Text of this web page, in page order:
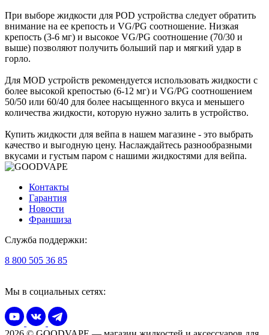
При выборе жидкости для POD устройства следует обратить
внимание на ее крепость и VG/PG соотношение. Низкая
крепость (3-6 мг) и высокое VG/PG соотношение (70/30 и
выше) позволяют получить больший пар и мягкий удар в
горло.
Для MOD устройств рекомендуется использовать жидкости с
более высокой крепостью (6-12 мг) и VG/PG соотношением
50/50 или 60/40 для более насыщенного вкуса и меньшего
количества жидкости, которую нужно залить в устройство.
Купить жидкости для вейпа в нашем магазине - это выбрать
качество и выгодную цену. Наслаждайтесь разнообразными
вкусами и густым паром с нашими жидкостями для вейпа.
Контакты
Гарантия
Новости
Франшиза
Служба поддержки:
8 800 505 36 85
Мы в социальных сетях: